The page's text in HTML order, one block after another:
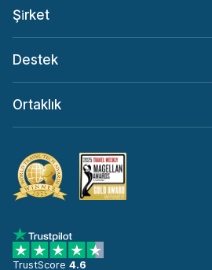
Şi̇rket
Destek
Ortaklık
TrustScore 4.6